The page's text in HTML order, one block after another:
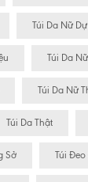
Túi Da Nữ
Túi Da
Túi Da Nữ
Túi Da Thật
Sở Túi